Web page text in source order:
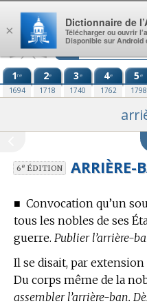
Aller au contenu
1re
1694
2e
1718
3e
1740
4e
1762
5e
1798
6eÉDITION ARRIÈRE-
■ Convocation qu’un
tous les nobles de ses
guerre. Publier l’arrière-
Il se disait, par
Du corps même de la
assembler l’arrière-ban.
×
Dictionnaire de
Télécharger ou ouvrir
Disponible sur Android